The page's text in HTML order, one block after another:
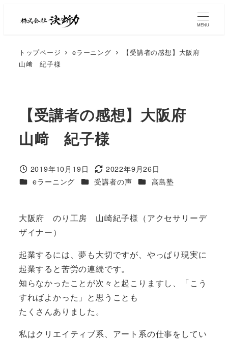
MENU
トップページ eラーニング
【受講者の感想】大阪府
山﨑 紀子様
【受講者の感想】大阪府
山﨑 紀子様
2019年10月19日
2022年9月26日
eラーニング
受講者の声 高島塾
大阪府 のり工房 山崎紀子様（アクセサリーデ
ザイナー）
起業するには、夢も大切ですが、やっぱり現実に
起業すると苦労の連続です。
知らなかったことが次々と起こりますし、「こう
すればよかった」と思うことも
たくさんありました。
私はクリエイティブ系、アート系の仕事をしてい